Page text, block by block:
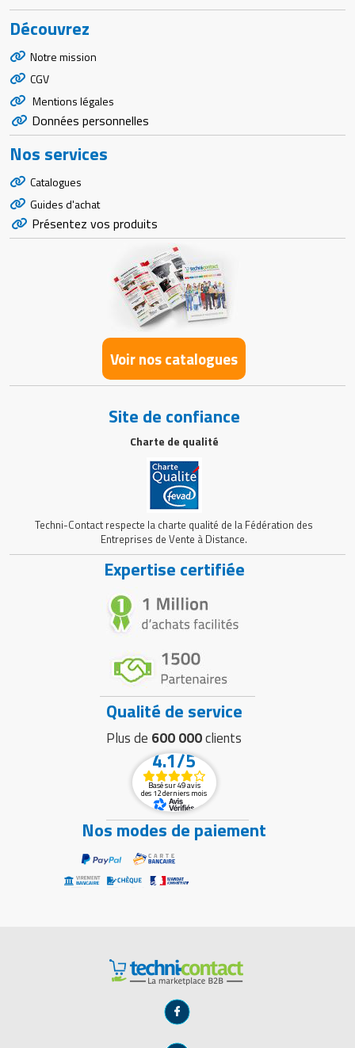
Découvrez
Notre mission
CGV
Mentions légales
Données personnelles
Nos services
Catalogues
Guides d'achat
Présentez vos produits
Voir nos catalogues
Site de confiance
Charte de qualité
Techni-Contact respecte la charte qualité de la Fédération des
Entreprises de Vente à Distance.
Expertise certifiée
Qualité de service
Plus de 600 000clients
4.1/5
Basé sur 49 avis
des 12 derniers mois
Nos modes de paiement